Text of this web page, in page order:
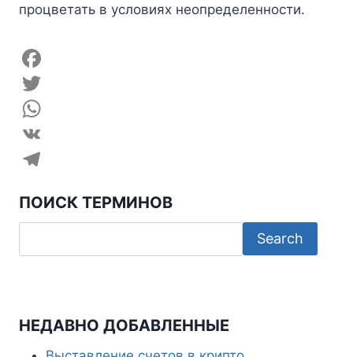
процветать в условиях неопределенности.
F
a
c
e
o
k
T
w
t
r
W
h
t
A
V
e
e
a
ПОИСК ТЕРМИНОВ
НЕДАВНО ДОБАВЛЕННЫЕ